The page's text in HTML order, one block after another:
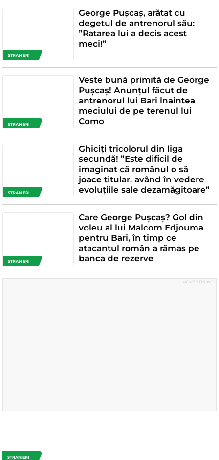
STRANIERI
George Pușcaș, arătat cu
degetul de antrenorul său:
”Ratarea lui a decis acest
meci!”
STRANIERI
Veste bună primită de George
Pușcaș! Anunțul făcut de
antrenorul lui Bari înaintea
meciului de pe terenul lui
Como
STRANIERI
Ghiciți tricolorul din liga
secundă! ”Este dificil de
imaginat că românul o să
joace titular, având în vedere
evoluțiile sale dezamăgitoare”
STRANIERI
Care George Pușcaș? Gol din
voleu al lui Malcom Edjouma
pentru Bari, în timp ce
atacantul român a rămas pe
banca de rezerve
STRANIERI